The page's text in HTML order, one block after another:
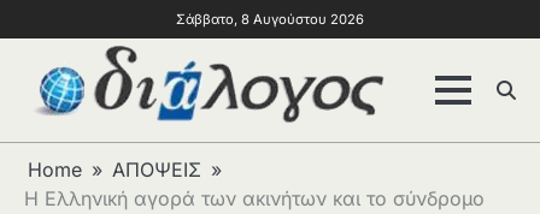
Σάββατο, 8 Αυγούστου 2026
Home
ΑΠΟΨΕΙΣ
Η Ελληνική αγορά των ακινήτων και το σύνδρομο